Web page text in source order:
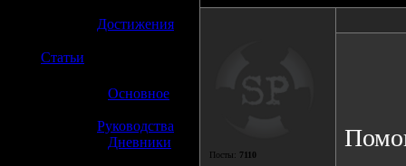
Достижения
Статьи
Основное
Руководства
Дневники
Посты: 7110